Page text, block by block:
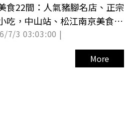
食22間：人氣豬腳名店、正宗
吃，中山站、松江南京美食全
7/3 03:03:00 |
More